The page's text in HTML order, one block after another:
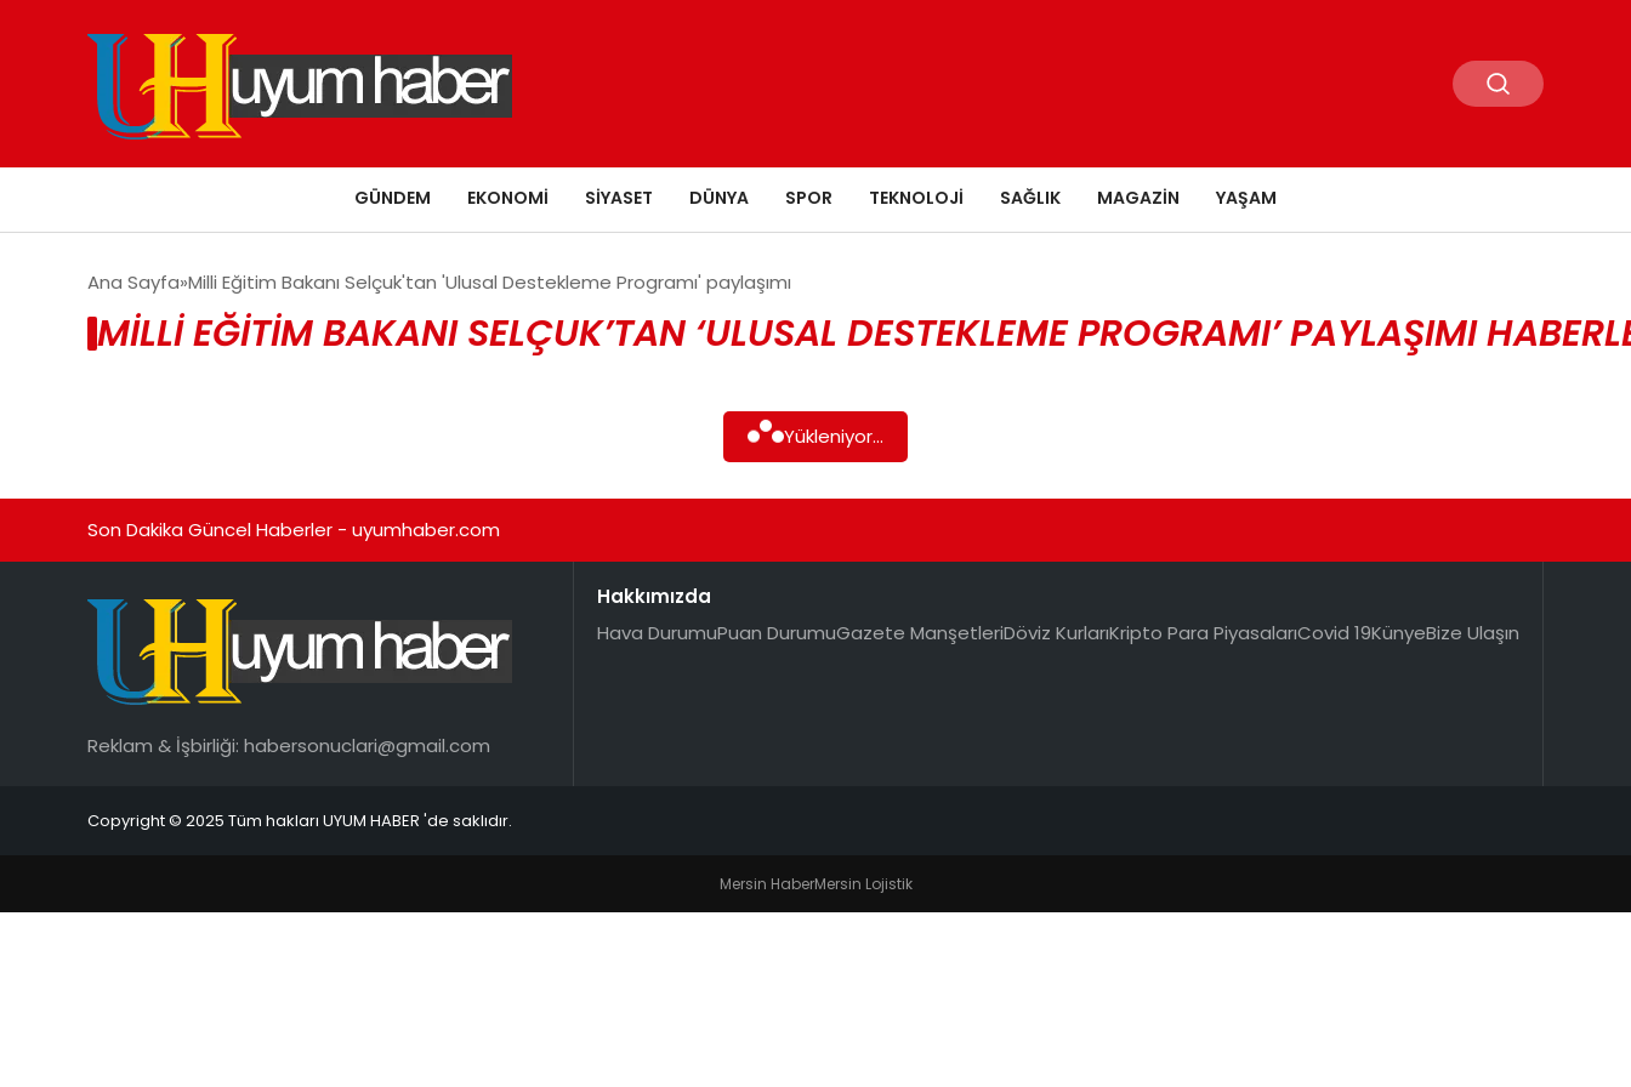
GÜNDEM EKONOMI SIYASET DÜNYA SPOR TEKNOLOJI SAĞLIK MAGAZIN YAŞAM
Ana Sayfa Milli Eğitim Bakanı Selçuk'tan 'Ulusal Destekleme Programı' paylaşımı
MILLI EĞITIM BAKANI SELÇUK’TAN ‘ULUSAL DESTEKLEME PROGRAMI’ PAYLAŞIMI
Yükleniyor...
Son Dakika Güncel Haberler - uyumhaber.com
Reklam & İşbirliği: habersonuclari@gmail.com
Hakkımızda
Hava DurumuPuan DurumuGazete ManşetleriDöviz KurlarıKripto Para PiyasalarıCovid 19KünyeBize Ulaşın
Copyright © 2025 Tüm hakları UYUM HABER 'de saklıdır.
Mersin HaberMersin Lojistik